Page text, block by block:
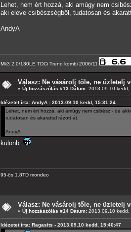
Lehet, nem ért hozzá, aki amúgy nem
aki eleve csibészségből, tudatosan és
AndyA
Mk3 2.0/130LE TDCi Trend kombi 2006/11
Válasz: Ne vásárolj tőle, ne üzletelj
« Új hozzászólás #13 Dátum: 2013.09.10 kedd,
Idézetet írta: AndyA - 2013.09.10 kedd, 15:31:24
Lehet, nem ért hozzá, aki amúgy nem csibész - de
tudatosan és akarattal rázott át.
AndyA
különb
95-ös 1.8TD mondeo
Válasz: Ne vásárolj tőle, ne üzletelj
« Új hozzászólás #14 Dátum: 2013.09.10 kedd,
Idézetet írta: Ragasits - 2013.09.10 kedd, 15:40:47